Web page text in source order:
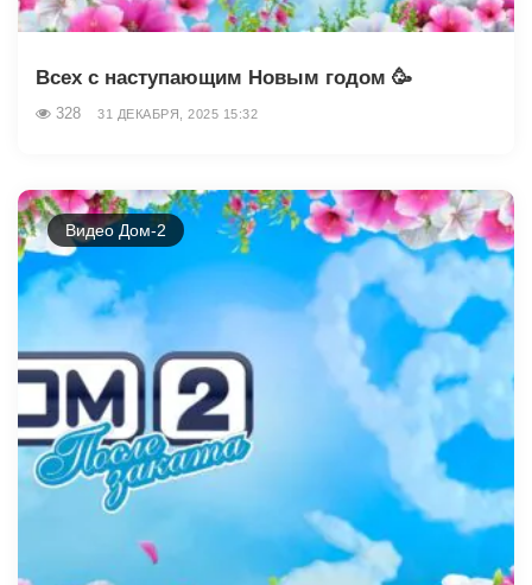
Всех с наступающим Новым годом 🥳
328 31 ДЕКАБРЯ, 2025 15:32
Видео Дом-2